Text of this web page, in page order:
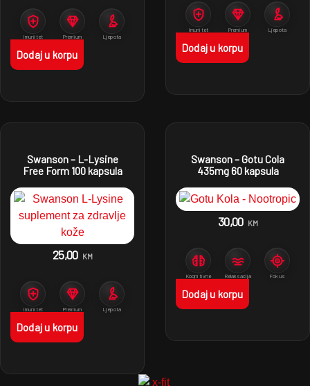
Imunitet
Premium
Ljepota
Dodaj u korpu
Imunitet
Premium
Ljepota
Dodaj u korpu
Swanson – L-Lysine
Free Form 100 kapsula
25,00 KM
Imunitet
Premium
Ljepota
Dodaj u korpu
Swanson – Gotu Cola
435mg 60 kapsula
30,00 KM
Kognitivne
Relaksacija Fokus
Dodaj u korpu